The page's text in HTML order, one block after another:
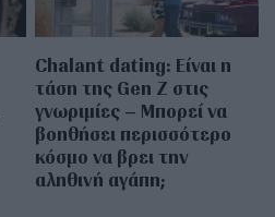
Chalant dating: Είναι η
τάση της Gen Z στις
γνωριμίες – Μπορεί να
βοηθήσει περισσότερο
κόσμο να βρει την
αληθινή αγάπη;